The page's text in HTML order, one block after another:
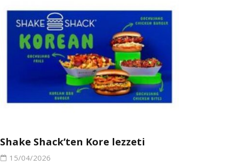
Shake Shack’ten Kore lezzeti
15/04/2026